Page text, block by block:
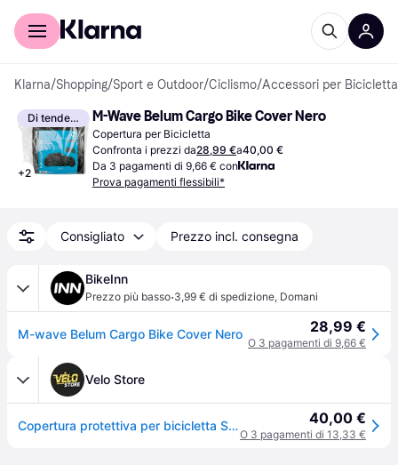
Per il tuo shopping
Klarna/Shopping/Sport e Outdoor/Ciclismo/Accessori per Bicicletta
Di tendenza
+2
M-Wave Belum Cargo Bike Cover Nero
Copertura per Bicicletta
Confronta i prezzi da28,99 €a40,00 €
Da 3 pagamenti di 9,66 € con
Prova pagamenti flessibili*
Consigliato Prezzo incl. consegna
BikeInn
Prezzo più basso·3,99 € di spedizione, Domani
M-wave Belum Cargo Bike Cover Nero 28,99 €
O 3 pagamenti di 9,66 €
Velo Store
Copertura protettiva per bicicletta Sélection CGN Cargo - Noir 40,00 €
O 3 pagamenti di 13,33 €